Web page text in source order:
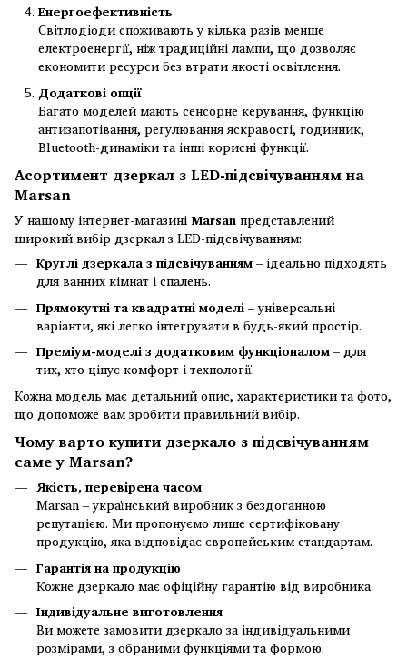
Енергоефективність
Світлодіоди споживають у кілька разів менше
електроенергії, ніж традиційні лампи, що дозволяє
економити ресурси без втрати якості освітлення.
Додаткові опції
Багато моделей мають сенсорне керування, функцію
антизапотівання, регулювання яскравості, годинник,
Bluetooth-динаміки та інші корисні функції.
Асортимент дзеркал з LED-підсвічуванням на
Marsan
У нашому інтернет-магазиніMarsanпредставлений
широкий вибір дзеркал з LED-підсвічуванням:
Круглі дзеркала з підсвічуванням– ідеально підходять
для ванних кімнат і спалень.
Прямокутні та квадратні моделі– універсальні
варіанти, які легко інтегрувати в будь-який простір.
Преміум-моделі з додатковим функціоналом– для
тих, хто цінує комфорт і технології.
Кожна модель має детальний опис, характеристики та фото,
що допоможе вам зробити правильний вибір.
Чому варто купити дзеркало з підсвічуванням
саме у Marsan?
Якість, перевірена часом
Marsan – український виробник з бездоганною
репутацією. Ми пропонуємо лише сертифіковану
продукцію, яка відповідає європейським стандартам.
Гарантія на продукцію
Кожне дзеркало має офіційну гарантію від виробника.
Індивідуальне виготовлення
Ви можете замовити дзеркало за індивідуальними
розмірами, з обраними функціями та формою.